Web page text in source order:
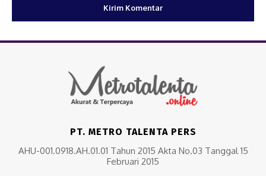
PT. METRO TALENTA PERS
AHU-001.0918.AH.01.01 Tahun 2015 Akta No.03 Tanggal 15
Februari 2015